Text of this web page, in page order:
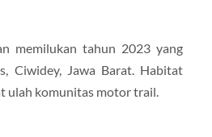
memilukan tahun 2023 yang
Ciwidey, Jawa Barat. Habitat
ulah komunitas motor trail.